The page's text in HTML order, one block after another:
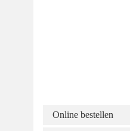
Online bestellen